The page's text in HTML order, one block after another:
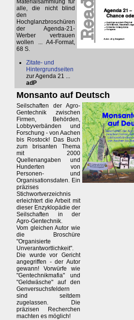
Materialsammlung für
alle, die nicht blind
den
Hochglanzbroschüren
der Agenda-21-
Werber vertrauen
wollen ... A4-Format,
68 S.
Zitate- und
Hintergrundseiten
zur Agenda 21 ...
adP
Monsanto auf Deutsch
Seilschaften der Agro-
Gentechnik zwischen
Firmen, Behörden,
Lobbyverbänden und
Forschung - von Aachen
bis Rostock! Das Buch
zum brisanten Thema
mit 2000
Quellenangaben und
Hunderten von
Personen- und
Organisationsdaten. Ein
präzises
Stichwortverzeichnis
erleichtert die Arbeit mit
dieser Enzyklopädie der
Seilschaften in der
Agro-Gentechnik.
Vom gleichen Autor wie
die Broschüre
"Organisierte
Unverantwortlichkeit".
Die wurde vor Gericht
angegriffen - der Autor
gewann! Vorwürfe wie
"Gentechnikmafia" und
"Geldwäsche" auf den
Genversuchsfeldern
sind seitdem
zugelassen. Die
präzisen Recherchen
machten es möglich!